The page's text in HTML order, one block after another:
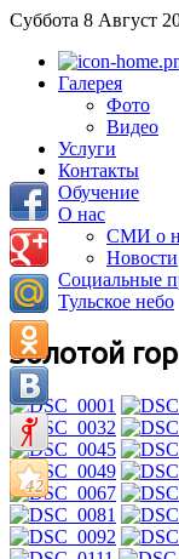
Суббота 8 Август
Галерея
Фото
Видео
Услуги
Контакты
Обучение
О нас
СМИ о
Новости
Социальные
Тульское небо
Золотой